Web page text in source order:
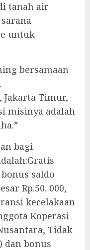
tanah air
untuk
bersamaan
Jakarta Timur,
misinya adalah
bagi
saldo
Rp.50. 000,
kecelakaan
Koperasi
Tidak
dan bonus